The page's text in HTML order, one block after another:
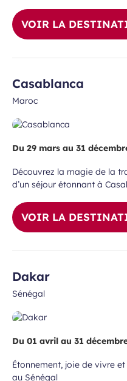
VOIR LA
Casablanca
Maroc
Du 29 mars au 31
Découvrez la magie de la
d’un séjour étonnant à
VOIR LA
Dakar
Sénégal
Du 01 avril au 31
Étonnement, joie de vivre
au Sénégal